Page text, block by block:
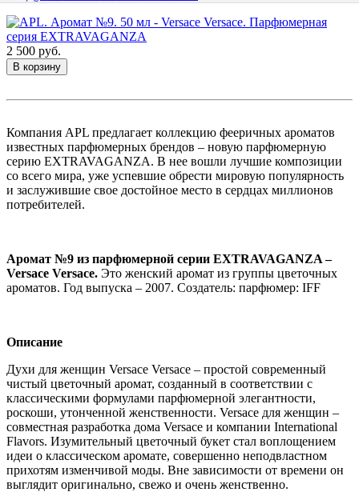
2 500 руб.
В корзину
Компания APL предлагает коллекцию фееричных ароматов
известных парфюмерных брендов – новую парфюмерную
серию EXTRAVAGANZA. В нее вошли лучшие композиции
со всего мира, уже успевшие обрести мировую популярность
и заслужившие свое достойное место в сердцах миллионов
потребителей.
Аромат №9 из парфюмерной серии EXTRAVAGANZA –
Versace Versace. Это женский аромат из группы цветочных
ароматов. Год выпуска – 2007. Создатель: парфюмер: IFF
Описание
Духи для женщин Versace Versace – простой современный
чистый цветочный аромат, созданный в соответствии с
классическими формулами парфюмерной элегантности,
роскоши, утонченной женственности. Versace для женщин –
совместная разработка дома Versace и компании International
Flavors. Изумительный цветочный букет стал воплощением
идеи о классическом аромате, совершенно неподвластном
прихотям изменчивой моды. Вне зависимости от времени он
выглядит оригинально, свежо и очень женственно.